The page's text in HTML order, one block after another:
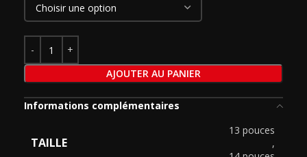
AJOUTER AU PANIER
Informations complémentaires
TAILLE
13 pouces
,